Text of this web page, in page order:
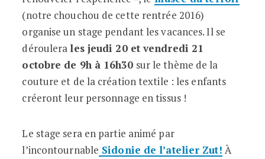
(notre chouchou de cette rentrée 2016)
organise un stage pendant les vacances. Il se
déroulerales jeudi 20 et vendredi 21
octobre de 9h à 16h30 sur le thème de la
couture et de la création textile : les enfants
créeront leur personnage en tissus !
Le stage sera en partie animé par
l’incontournable Sidonie de l’atelier Zut! À